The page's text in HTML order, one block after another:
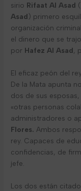
sirio Rifaat Al Asad
Asad) primero
organización
el dinero que se
por Hafez Al Asad,
El eficaz peón del rey
De la Mata apunta
dos de sus
«otras personas
administradores o
Flores. Ambos
rey. Capaces de
confidencias, de
jefe.
Los dos están